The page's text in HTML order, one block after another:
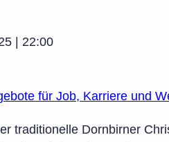
| 22:00
für Job, Karriere und
traditionelle Dornbirner